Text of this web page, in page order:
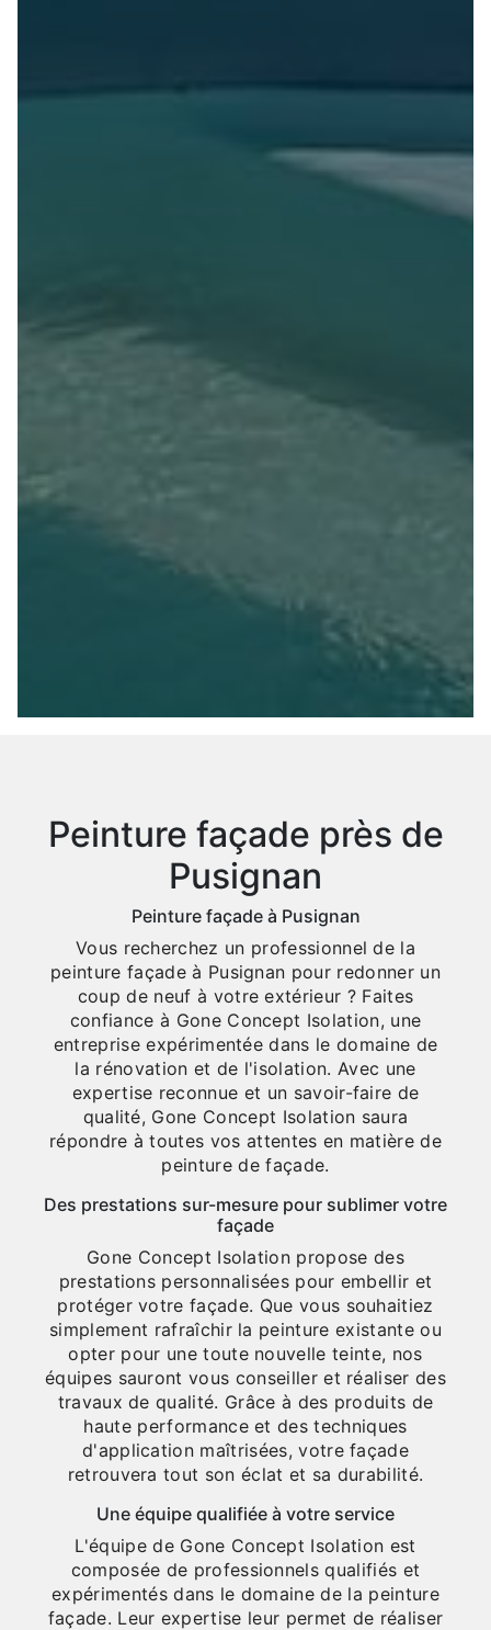
Peinture façade près de
Pusignan
Peinture façade à Pusignan
Vous recherchez un professionnel de la
peinture façade à Pusignan pour redonner un
coup de neuf à votre extérieur ? Faites
confiance à Gone Concept Isolation, une
entreprise expérimentée dans le domaine de
la rénovation et de l'isolation. Avec une
expertise reconnue et un savoir-faire de
qualité, Gone Concept Isolation saura
répondre à toutes vos attentes en matière de
peinture de façade.
Des prestations sur-mesure pour sublimer votre
façade
Gone Concept Isolation propose des
prestations personnalisées pour embellir et
protéger votre façade. Que vous souhaitiez
simplement rafraîchir la peinture existante ou
opter pour une toute nouvelle teinte, nos
équipes sauront vous conseiller et réaliser des
travaux de qualité. Grâce à des produits de
haute performance et des techniques
d'application maîtrisées, votre façade
retrouvera tout son éclat et sa durabilité.
Une équipe qualifiée à votre service
L'équipe de Gone Concept Isolation est
composée de professionnels qualifiés et
expérimentés dans le domaine de la peinture
façade. Leur expertise leur permet de réaliser